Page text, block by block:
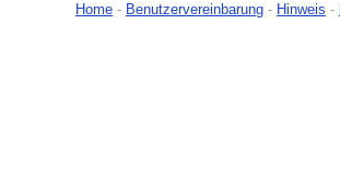
Home - Benutzervereinbarung - Hinweis -